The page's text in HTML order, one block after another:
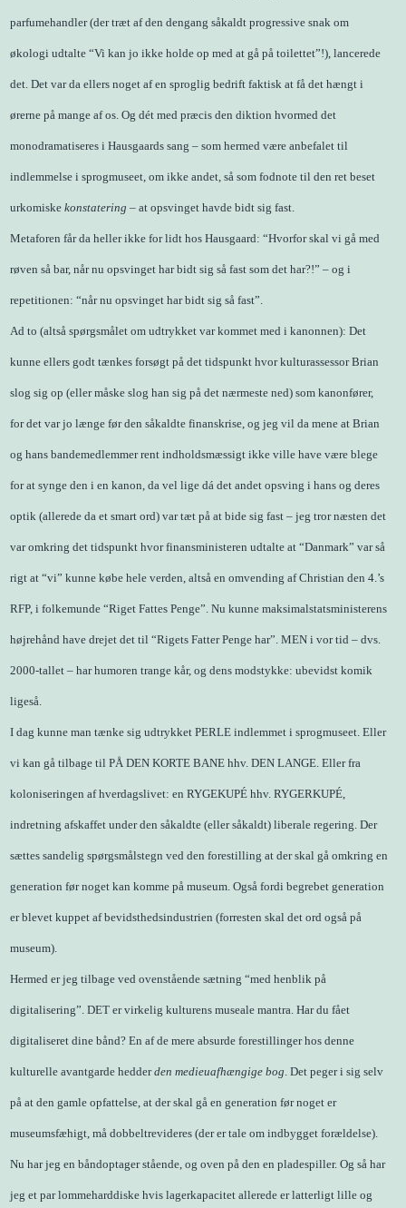
parfumehandler (der træt af den dengang såkaldt progressive snak om
økologi udtalte “Vi kan jo ikke holde op med at gå på toilettet”!), lancerede
det. Det var da ellers noget af en sproglig bedrift faktisk at få det hængt i
ørerne på mange af os. Og dét med præcis den diktion hvormed det
monodramatiseres i Hausgaards sang – som hermed være anbefalet til
indlemmelse i sprogmuseet, om ikke andet, så som fodnote til den ret beset
urkomiske konstatering – at opsvinget havde bidt sig fast.
Metaforen får da heller ikke for lidt hos Hausgaard: “Hvorfor skal vi gå med
røven så bar, når nu opsvinget har bidt sig så fast som det har?!” – og i
repetitionen: “når nu opsvinget har bidt sig så fast”.
Ad to (altså spørgsmålet om udtrykket var kommet med i kanonnen): Det
kunne ellers godt tænkes forsøgt på det tidspunkt hvor kulturassessor Brian
slog sig op (eller måske slog han sig på det nærmeste ned) som kanonfører,
for det var jo længe før den såkaldte finanskrise, og jeg vil da mene at Brian
og hans bandemedlemmer rent indholdsmæssigt ikke ville have være blege
for at synge den i en kanon, da vel lige dá det andet opsving i hans og deres
optik (allerede da et smart ord) var tæt på at bide sig fast – jeg tror næsten det
var omkring det tidspunkt hvor finansministeren udtalte at “Danmark” var så
rigt at “vi” kunne købe hele verden, altså en omvending af Christian den 4.’s
RFP, i folkemunde “Riget Fattes Penge”. Nu kunne maksimalstatsministerens
højrehånd have drejet det til “Rigets Fatter Penge har”. MEN i vor tid – dvs.
2000-tallet – har humoren trange kår, og dens modstykke: ubevidst komik
ligeså.
I dag kunne man tænke sig udtrykket PERLE indlemmet i sprogmuseet. Eller
vi kan gå tilbage til PÅ DEN KORTE BANE hhv. DEN LANGE. Eller fra
koloniseringen af hverdagslivet: en RYGEKUPÉ hhv. RYGERKUPÉ,
indretning afskaffet under den såkaldte (eller såkaldt) liberale regering. Der
sættes sandelig spørgsmålstegn ved den forestilling at der skal gå omkring en
generation før noget kan komme på museum. Også fordi begrebet generation
er blevet kuppet af bevidsthedsindustrien (forresten skal det ord også på
museum).
Hermed er jeg tilbage ved ovenstående sætning “med henblik på
digitalisering”. DET er virkelig kulturens museale mantra. Har du fået
digitaliseret dine bånd? En af de mere absurde forestillinger hos denne
kulturelle avantgarde hedderden medieuafhængige bog. Det peger i sig selv
på at den gamle opfattelse, at der skal gå en generation før noget er
museumsfæhigt, må dobbeltrevideres (der er tale om indbygget forældelse).
Nu har jeg en båndoptager stående, og oven på den en pladespiller. Og så har
jeg et par lommeharddiske hvis lagerkapacitet allerede er latterligt lille og